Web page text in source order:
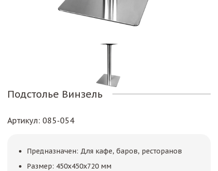
Подстолье Винзель
Артикул: 085-054
Предназначен: Для кафе, баров, ресторанов
Размер: 450х450х720 мм